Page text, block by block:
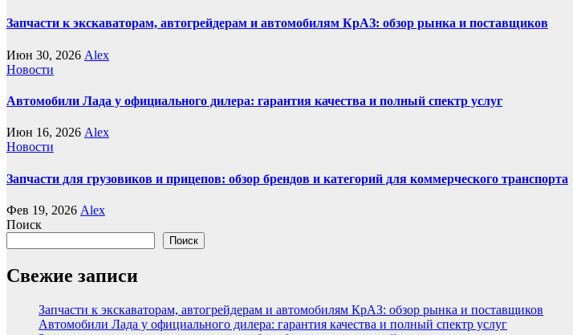
Запчасти к экскаваторам, автогрейдерам и автомобилям КрАЗ: обзор рынка и поставщиков
Июн 30, 2026 Alex
Новости
Автомобили Лада у официального дилера: гарантия качества и полный спектр услуг
Июн 16, 2026 Alex
Новости
Запчасти для грузовиков и прицепов: обзор брендов и категорий для коммерческого транспорта
Фев 19, 2026 Alex
Поиск
Поиск
Свежие записи
Запчасти к экскаваторам, автогрейдерам и автомобилям КрАЗ: обзор рынка и поставщиков
Автомобили Лада у официального дилера: гарантия качества и полный спектр услуг